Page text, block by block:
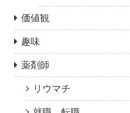
価値観
趣味
薬剤師
リウマチ